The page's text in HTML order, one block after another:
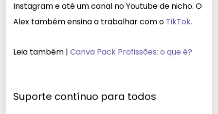
Instagram e até um canal no Youtube de nicho. O
Alex também ensina a trabalhar com o TikTok.
Leia também | Canva Pack Profissões: o que é?
Suporte contínuo para todos